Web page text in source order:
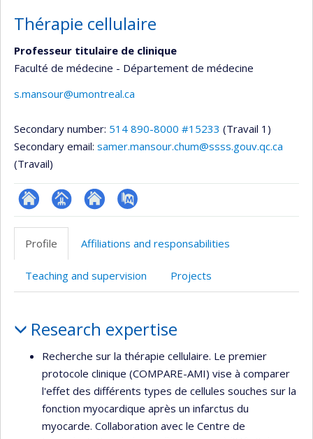
Thérapie cellulaire
Professeur titulaire de clinique
Faculté de médecine - Département de médecine
s.mansour@umontreal.ca
Secondary number: 514 890-8000 #15233 (Travail 1)
Secondary email: samer.mansour.chum@ssss.gouv.qc.ca
(Travail)
ResearchGate
Page
professionnelle
(faculté,département,école)
Site
web
l’unité
de
PubMed
Profile
Affiliations and responsabilities
Teaching and supervision Projects
Research expertise
Recherche sur la thérapie cellulaire. Le premier
protocole clinique (COMPARE-AMI) vise à comparer
l'effet des différents types de cellules souches sur la
fonction myocardique après un infarctus du
myocarde. Collaboration avec le Centre de